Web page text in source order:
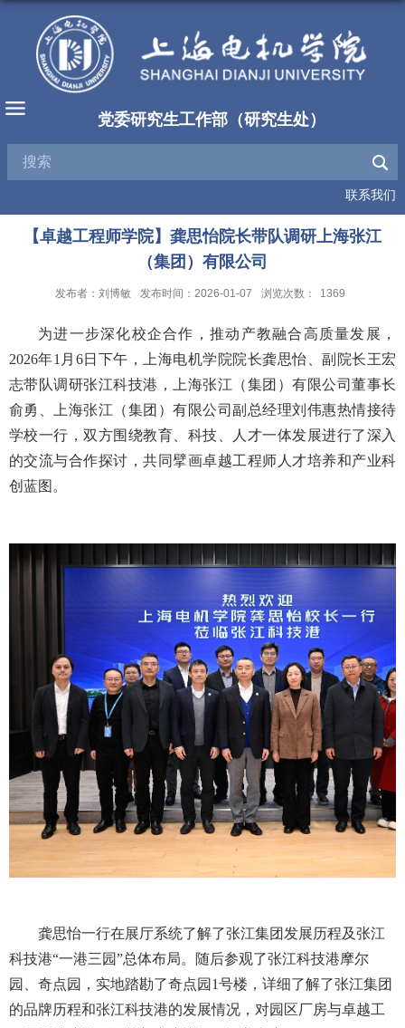
党委研究生工作部（研究生处）
联系我们
【卓越工程师学院】龚思怡院长带队调研上海张江
（集团）有限公司
发布者：刘博敏 发布时间：2026-01-07 浏览次数： 1369
为进一步深化校企合作，推动产教融合高质量发展，
2026年1月6日下午，上海电机学院院长龚思怡、副院长王宏
志带队调研张江科技港，上海张江（集团）有限公司董事长
俞勇、上海张江（集团）有限公司副总经理刘伟惠热情接待
学校一行，双方围绕教育、科技、人才一体发展进行了深入
的交流与合作探讨，共同擘画卓越工程师人才培养和产业科
创蓝图。
龚思怡一行在展厅系统了解了张江集团发展历程及张江
科技港“一港三园”总体布局。随后参观了张江科技港摩尔
园、奇点园，实地踏勘了奇点园1号楼，详细了解了张江集团
的品牌历程和张江科技港的发展情况，对园区厂房与卓越工